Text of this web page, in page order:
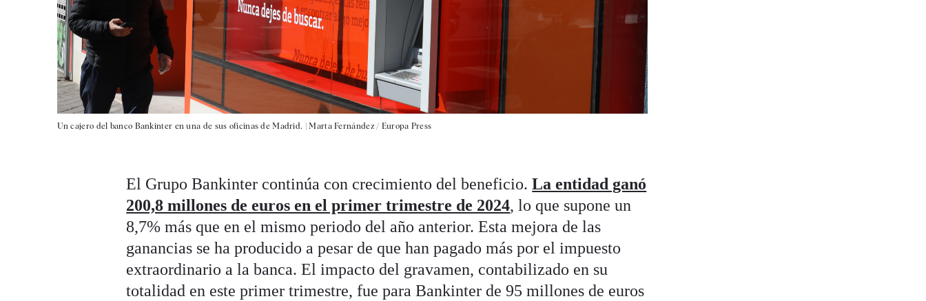
Un cajero del banco Bankinter en una de sus oficinas de Madrid. |Marta Fernández / Europa Press
El Grupo Bankinter continúa con crecimiento del beneficio.La entidad ganó
200,8 millones de euros en el primer trimestre de 2024, lo que supone un
8,7% más que en el mismo periodo del año anterior. Esta mejora de las
ganancias se ha producido a pesar de que han pagado más por el impuesto
extraordinario a la banca. El impacto del gravamen, contabilizado en su
totalidad en este primer trimestre, fue para Bankinter de 95 millones de euros